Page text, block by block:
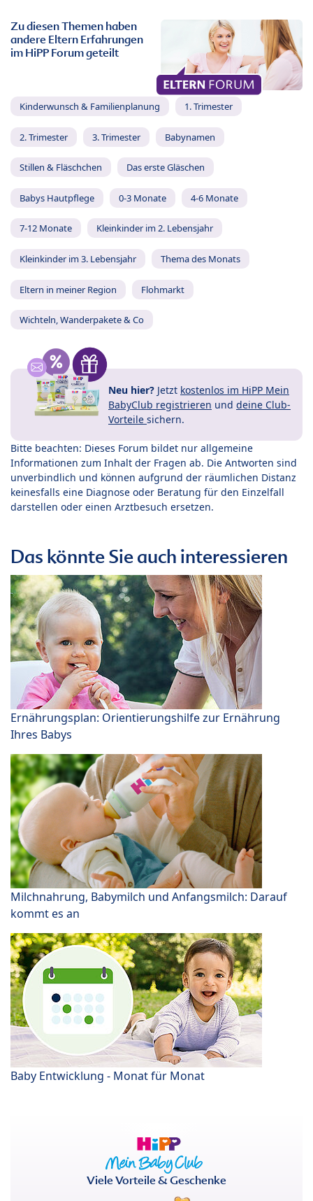
Zu diesen Themen haben
andere Eltern Erfahrungen
im HiPP Forum geteilt
Kinderwunsch & Familienplanung 1. Trimester
2. Trimester 3. Trimester Babynamen
Stillen & Fläschchen Das erste Gläschen
Babys Hautpflege 0-3 Monate 4-6 Monate
7-12 Monate Kleinkinder im 2. Lebensjahr
Kleinkinder im 3. Lebensjahr Thema des Monats
Eltern in meiner Region Flohmarkt
Wichteln, Wanderpakete & Co
Neu hier? Jetzt kostenlos im HiPP Mein
BabyClub registrieren und deine Club-
Vorteile sichern.
Bitte beachten: Dieses Forum bildet nur allgemeine
Informationen zum Inhalt der Fragen ab. Die Antworten sind
unverbindlich und können aufgrund der räumlichen Distanz
keinesfalls eine Diagnose oder Beratung für den Einzelfall
darstellen oder einen Arztbesuch ersetzen.
Das könnte Sie auch interessieren
Ernährungsplan: Orientierungshilfe zur Ernährung
Ihres Babys
Milchnahrung, Babymilch und Anfangsmilch: Darauf
kommt es an
Baby Entwicklung - Monat für Monat
Viele Vorteile & Geschenke